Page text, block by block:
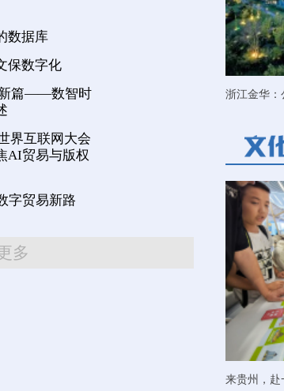
数据库
保数字化
新篇——数智时
界互联网大会
AI贸易与版权
字贸易新路
多
浙江金华：
来贵州，赴